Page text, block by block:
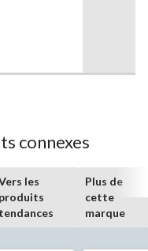
connexes
les
produits
tendances
Plus de
cette
marque